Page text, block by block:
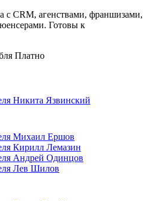
с CRM, агенствами, франшизами,
Готовы к
Платно